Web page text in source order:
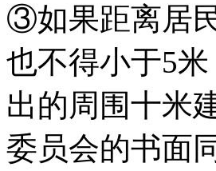
③如果距离居
也不得小于5
出的周围十米
委员会的书面